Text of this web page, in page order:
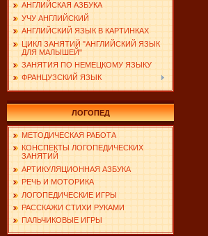
АНГЛИЙСКАЯ АЗБУКА
УЧУ АНГЛИЙСКИЙ
АНГЛИЙСКИЙ ЯЗЫК В КАРТИНКАХ
ЦИКЛ ЗАНЯТИЙ "АНГЛИЙСКИЙ ЯЗЫК
ДЛЯ МАЛЫШЕЙ"
ЗАНЯТИЯ ПО НЕМЕЦКОМУ ЯЗЫКУ
ФРАНЦУЗСКИЙ ЯЗЫК
ЛОГОПЕД
МЕТОДИЧЕСКАЯ РАБОТА
КОНСПЕКТЫ ЛОГОПЕДИЧЕСКИХ
ЗАНЯТИЙ
АРТИКУЛЯЦИОННАЯ АЗБУКА
РЕЧЬ И МОТОРИКА
ЛОГОПЕДИЧЕСКИЕ ИГРЫ
РАССКАЖИ СТИХИ РУКАМИ
ПАЛЬЧИКОВЫЕ ИГРЫ